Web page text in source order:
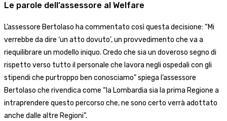
Le parole dell’assessore al Welfare
L’assessore Bertolaso ha commentato così questa decisione: “Mi
verrebbe da dire ‘un atto dovuto’, un provvedimento che va a
riequilibrare un modello iniquo. Credo che sia un doveroso segno di
rispetto verso tutto il personale che lavora negli ospedali con gli
stipendi che purtroppo ben conosciamo” spiega l’assessore
Bertolaso che rivendica come “la Lombardia sia la prima Regione a
intraprendere questo percorso che, ne sono certo verrà adottato
anche dalle altre Regioni”.